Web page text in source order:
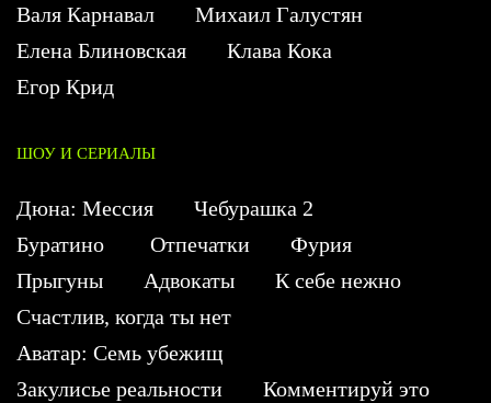
Валя Карнавал
Михаил Галустян
Елена Блиновская
Клава Кока
Егор Крид
ШОУ И СЕРИАЛЫ
Дюна: Мессия
Чебурашка 2
Буратино
Отпечатки
Фурия
Прыгуны
Адвокаты
К себе нежно
Счастлив, когда ты нет
Аватар: Семь убежищ
Закулисье реальности
Комментируй это